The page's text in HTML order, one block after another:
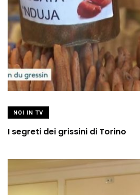
NOI IN TV
I segreti dei grissini di Torino